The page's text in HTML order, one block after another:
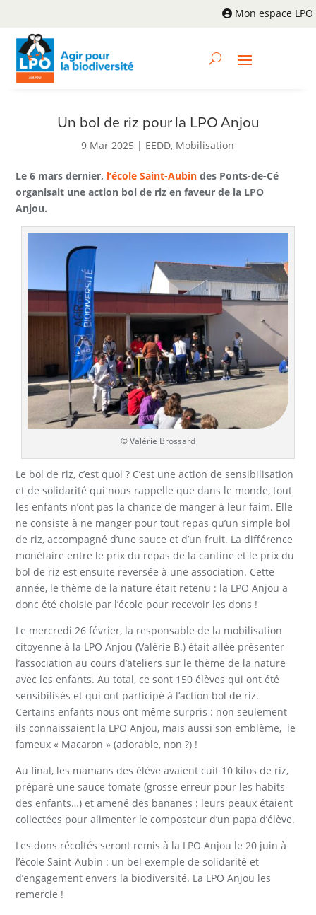
Mon espace LPO
Un bol de riz pour la LPO Anjou
9 Mar 2025 | EEDD, Mobilisation
Le 6 mars dernier, l’école Saint-Aubin des Ponts-de-Cé
organisait une action bol de riz en faveur de la LPO
Anjou.
© Valérie Brossard
Le bol de riz, c’est quoi ? C’est une action de sensibilisation
et de solidarité qui nous rappelle que dans le monde, tout
les enfants n’ont pas la chance de manger à leur faim. Elle
ne consiste à ne manger pour tout repas qu’un simple bol
de riz, accompagné d’une sauce et d’un fruit. La différence
monétaire entre le prix du repas de la cantine et le prix du
bol de riz est ensuite reversée à une association. Cette
année, le thème de la nature était retenu : la LPO Anjou a
donc été choisie par l’école pour recevoir les dons !
Le mercredi 26 février, la responsable de la mobilisation
citoyenne à la LPO Anjou (Valérie B.) était allée présenter
l’association au cours d’ateliers sur le thème de la nature
avec les enfants. Au total, ce sont 150 élèves qui ont été
sensibilisés et qui ont participé à l’action bol de riz.
Certains enfants nous ont même surpris : non seulement
ils connaissaient la LPO Anjou, mais aussi son emblème, le
fameux « Macaron » (adorable, non ?) !
Au final, les mamans des élève avaient cuit 10 kilos de riz,
préparé une sauce tomate (grosse erreur pour les habits
des enfants…) et amené des bananes : leurs peaux étaient
collectées pour alimenter le composteur d’un papa d’élève.
Les dons récoltés seront remis à la LPO Anjou le 20 juin à
l’école Saint-Aubin : un bel exemple de solidarité et
d’engagement envers la biodiversité. La LPO Anjou les
remercie !